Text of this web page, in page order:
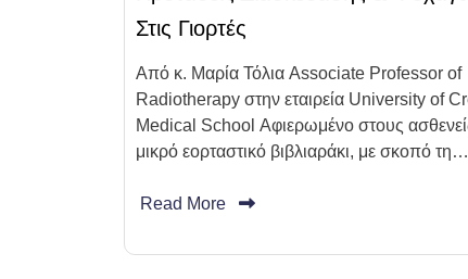
Στις Γιορτές
Από κ. Μαρία Τόλια Associate Professor of
Radiotherapy στην εταιρεία University of
Medical School Αφιερωμένο στους
μικρό εορταστικό βιβλιαράκι, με σκοπό τη…
Read More